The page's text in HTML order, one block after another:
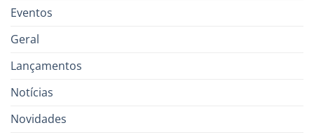
Eventos
Geral
Lançamentos
Notícias
Novidades